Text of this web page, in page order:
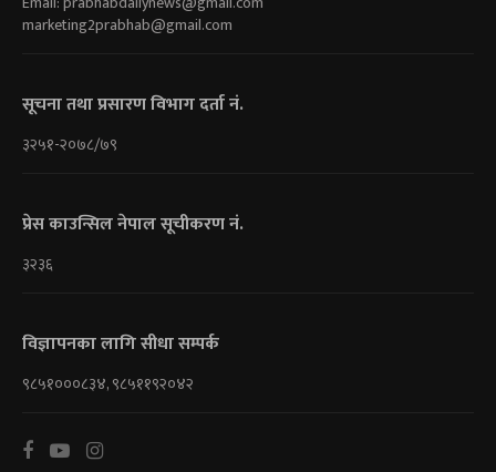
marketing2prabhab@gmail.com
सूचना तथा प्रसारण विभाग दर्ता नं.
३२५१-२०७८/७९
प्रेस काउन्सिल नेपाल सूचीकरण नं.
३२३६
विज्ञापनका लागि सीधा सम्पर्क
९८५१०००८३४, ९८५११९२०४२